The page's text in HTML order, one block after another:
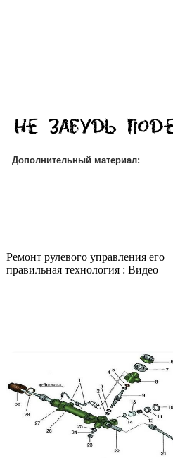
Дополнительный материал:
Ремонт рулевого управления его
правильная технология : Видео